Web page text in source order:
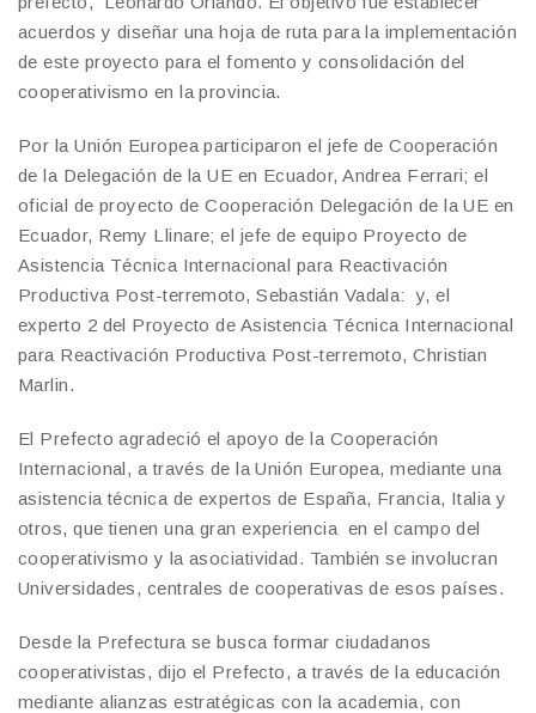
acuerdos y diseñar una hoja de ruta para la implementación
de este proyecto para el fomento y consolidación del
cooperativismo en la provincia.
Por la Unión Europea participaron el jefe de Cooperación
de la Delegación de la UE en Ecuador, Andrea Ferrari; el
oficial de proyecto de Cooperación Delegación de la UE en
Ecuador, Remy Llinare; el jefe de equipo Proyecto de
Asistencia Técnica Internacional para Reactivación
Productiva Post-terremoto, Sebastián Vadala: y, el
experto 2 del Proyecto de Asistencia Técnica Internacional
para Reactivación Productiva Post-terremoto, Christian
Marlin.
El Prefecto agradeció el apoyo de la Cooperación
Internacional, a través de la Unión Europea, mediante una
asistencia técnica de expertos de España, Francia, Italia y
otros, que tienen una gran experiencia en el campo del
cooperativismo y la asociatividad. También se involucran
Universidades, centrales de cooperativas de esos países.
Desde la Prefectura se busca formar ciudadanos
cooperativistas, dijo el Prefecto, a través de la educación
mediante alianzas estratégicas con la academia, con